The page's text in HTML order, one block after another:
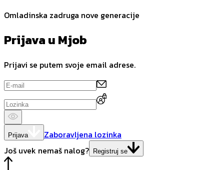
Omladinska zadruga nove generacije
Prijava u Mjob
Prijavi se putem svoje email adrese.
Prijava
Zaboravljena lozinka
Još uvek nemaš nalog? Registruj se